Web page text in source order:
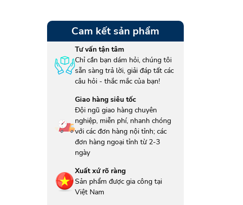
Cam kết sản phẩm
Tư vấn tận tâm
Chỉ cần bạn dám hỏi, chúng tôi
sẵn sàng trả lời, giải đáp tất các
câu hỏi - thắc mắc của bạn!
Giao hàng siêu tốc
Đội ngũ giao hàng chuyên
nghiệp, miễn phí, nhanh chóng
với các đơn hàng nội tỉnh; các
đơn hàng ngoại tỉnh từ 2-3
ngày
Xuất xứ rõ ràng
Sản phẩm được gia công tại
Việt Nam